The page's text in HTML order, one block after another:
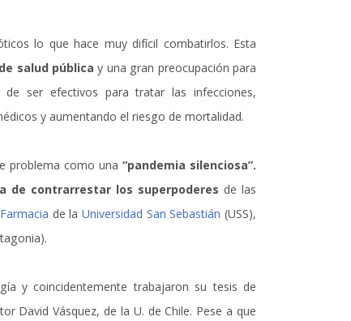
lo que hace muy difícil combatirlos. Esta
salud pública y una gran preocupación para
ser efectivos para tratar las infecciones,
y aumentando el riesgo de mortalidad.
problema como una “pandemia silenciosa”.
de contrarrestar los superpoderes de las
de la Universidad San Sebastián (USS),
y coincidentemente trabajaron su tesis de
David Vásquez, de la U. de Chile. Pese a que